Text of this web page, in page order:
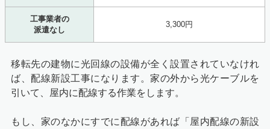
工事業者の
派遣なし
3,300円
移転先の建物に光回線の設備が全く設置されていなけれ
ば、配線新設工事になります。家の外から光ケーブルを
引いて、屋内に配線する作業をします。
もし、家のなかにすでに配線があれば「屋内配線の新設